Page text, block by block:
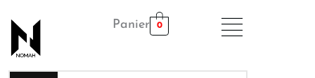
contenu
Panier 0